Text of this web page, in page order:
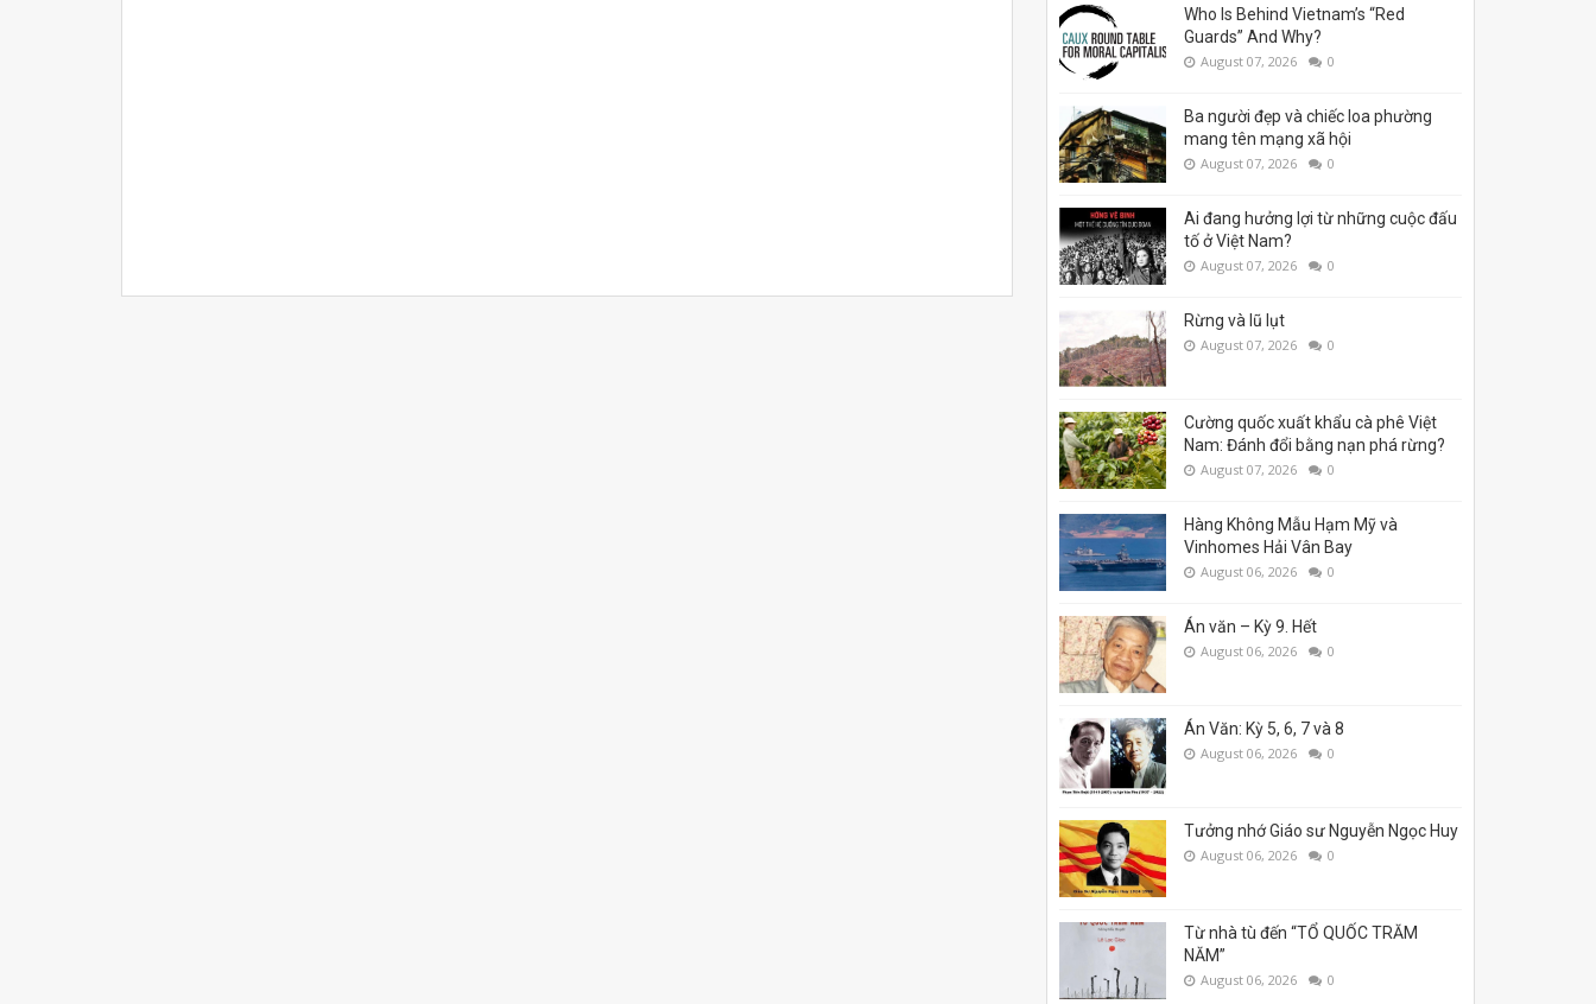
Who Is Behind Vietnam’s “Red
Guards” And Why?
August 07, 2026 0
Ba người đẹp và chiếc loa phường
mang tên mạng xã hội
August 07, 2026 0
Ai đang hưởng lợi từ những cuộc đấu
tố ở Việt Nam?
August 07, 2026 0
Rừng và lũ lụt
August 07, 2026 0
Cường quốc xuất khẩu cà phê Việt
Nam: Đánh đổi bằng nạn phá rừng?
August 07, 2026 0
Hàng Không Mẫu Hạm Mỹ và
Vinhomes Hải Vân Bay
August 06, 2026 0
Án văn – Kỳ 9. Hết
August 06, 2026 0
Án Văn: Kỳ 5, 6, 7 và 8
August 06, 2026 0
Tưởng nhớ Giáo sư Nguyễn Ngọc Huy
August 06, 2026 0
Từ nhà tù đến “TỔ QUỐC TRĂM
NĂM”
August 06, 2026 0